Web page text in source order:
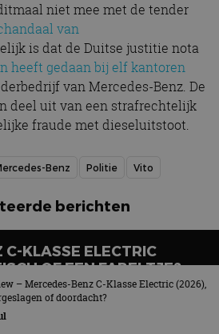
niet mee met de tender
van
is dat de Duitse justitie nota
heeft gedaan bij elf kantoren
van Mercedes-Benz. De
deel uit van een strafrechtelijk
fraude met dieseluitstoot.
Benz Politie Vito
berichten
KLASSE ELECTRIC
OF EEN FABELTJE?
– Mercedes-Benz C-Klasse Electric (2026),
of doordacht?